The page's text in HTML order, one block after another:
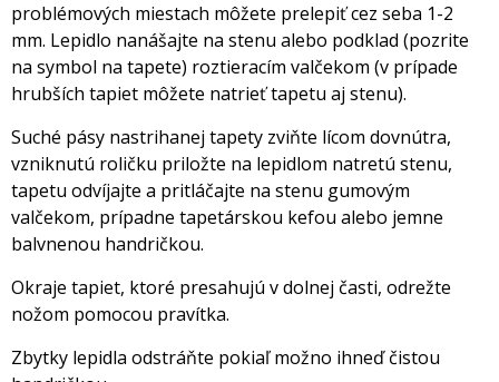
problémových miestach môžete prelepiť cez seba 1-2
mm. Lepidlo nanášajte na stenu alebo podklad (pozrite
na symbol na tapete) roztieracím valčekom (v prípade
hrubších tapiet môžete natrieť tapetu aj stenu).
Suché pásy nastrihanej tapety zviňte lícom dovnútra,
vzniknutú roličku priložte na lepidlom natretú stenu,
tapetu odvíjajte a pritláčajte na stenu gumovým
valčekom, prípadne tapetárskou kefou alebo jemne
balvnenou handričkou.
Okraje tapiet, ktoré presahujú v dolnej časti, odrežte
nožom pomocou pravítka.
Zbytky lepidla odstráňte pokiaľ možno ihneď čistou